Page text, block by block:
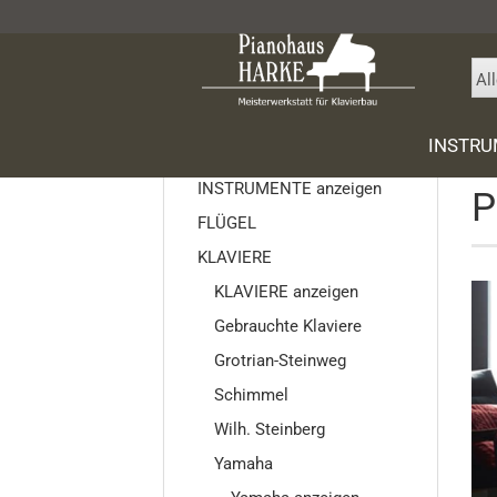
SONS
Schimmel
Wilh.
Yamaha
Ritmüller
INSTRUMENTE anzeigen
FLÜGEL
KLAVIERE
KLAVIERE anzeigen
Gebrauchte Klaviere
Grotrian-Steinweg
Schimmel
Wilh. Steinberg
Yamaha